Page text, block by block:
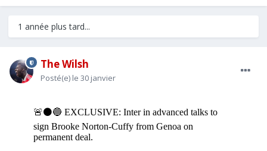
1 année plus tard...
The Wilsh
Posté(e) le 30 janvier